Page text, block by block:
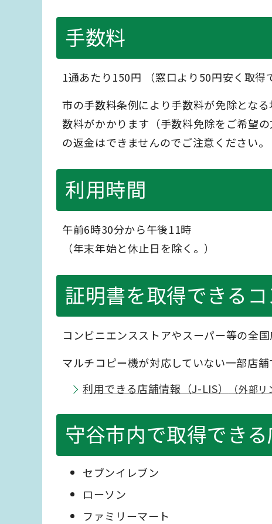
手数料
1通あたり150円 （窓口より50円安く取得
市の手数料条例により手数料が免除とな
数料がかかります（手数料免除をご希望
の返金はできませんのでご注意ください。
利用時間
午前6時30分から午後11時
（年末年始と休止日を除く。）
証明書を取得できる
コンビニエンスストアやスーパー等の全
マルチコピー機が対応していない一部店舗
利用できる店舗情報（J-LIS）
（外部リ
守谷市内で取得でき
セブンイレブン
ローソン
ファミリーマート